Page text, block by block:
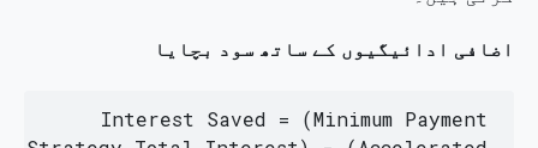
اضافی ادائیگیوں کے ساتھ سود بچایا
Interest Saved = (Minimum Payment